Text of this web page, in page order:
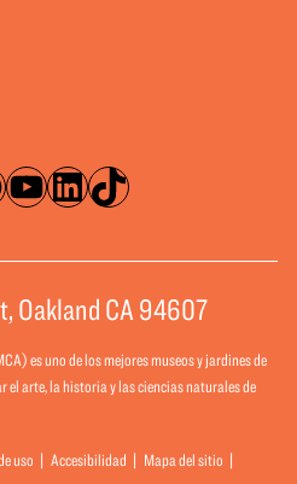
YouTube
LinkedIn
TikTok
Oakland CA 94607
es uno de los mejores museos y jardines de
el arte, la historia y las ciencias naturales de
uso Accesibilidad
Mapa del sitio